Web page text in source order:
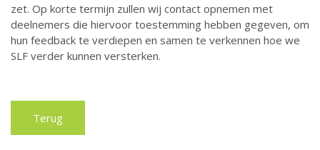
zet. Op korte termijn zullen wij contact opnemen met
deelnemers die hiervoor toestemming hebben gegeven, om
hun feedback te verdiepen en samen te verkennen hoe we
SLF verder kunnen versterken.
Terug